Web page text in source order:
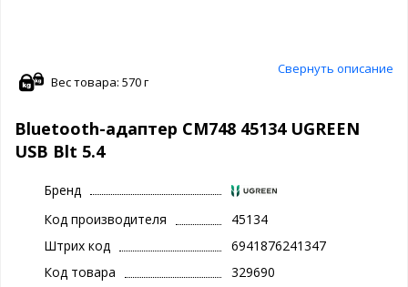
Свернуть описание
Вес товара: 570 г
Bluetooth-адаптер СМ748 45134 UGREEN
USB Blt 5.4
Бренд
Код производителя
45134
Штрих код
6941876241347
Код товара
329690